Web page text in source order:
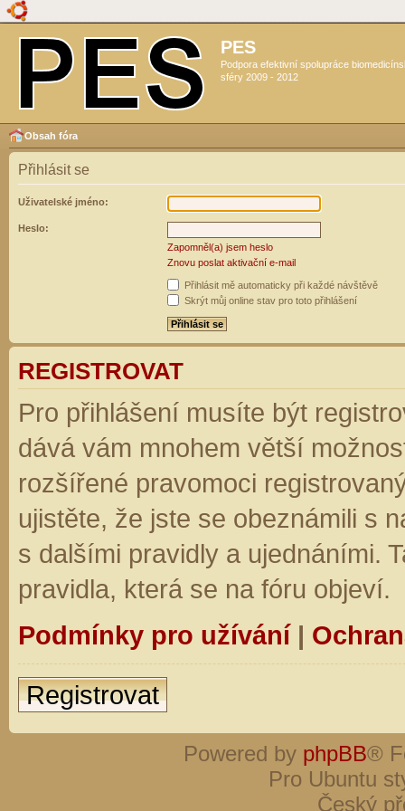
PES
Podpora efektivní spolupráce
sféry 2009 - 2012
Obsah fóra
Přihlásit se
Uživatelské jméno:
Heslo:
Zapomněl(a) jsem heslo
Znovu poslat aktivační e-mail
Přihlásit mě automaticky při každé návštěvě
Skrýt můj online stav pro toto přihlášení
REGISTROVAT
Pro přihlášení musíte být
dává vám mnohem větší
rozšířené pravomoci
ujistěte, že jste se obeznámili s
s dalšími pravidly a ujednáními.
pravidla, která se na fóru objeví.
Podmínky pro užívání|
Registrovat
Powered by phpBB®
Pro Ubuntu
Český